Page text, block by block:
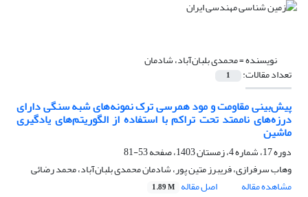
نویسنده =محمدی بلبان‌آباد، شادمان
تعداد مقالات: 1
پیش‌بینی مقاومت و مود همرسی ترک نمونه‌های شبه سنگی دارای
درزه‌های ناممتد تحت تراکم با استفاده از الگوریتم‌های یادگیری
ماشین
دوره 17، شماره 4، زمستان 1403، صفحه
53-81
وهاب سرفرازی، فریبرز متین پور، شادمان محمدی بلبان‌آباد، محمد رضائی
مشاهده مقاله
اصل مقاله 1.89 M